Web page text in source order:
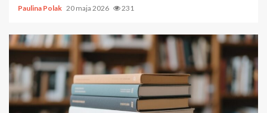
Paulina Polak 20 maja 2026 231